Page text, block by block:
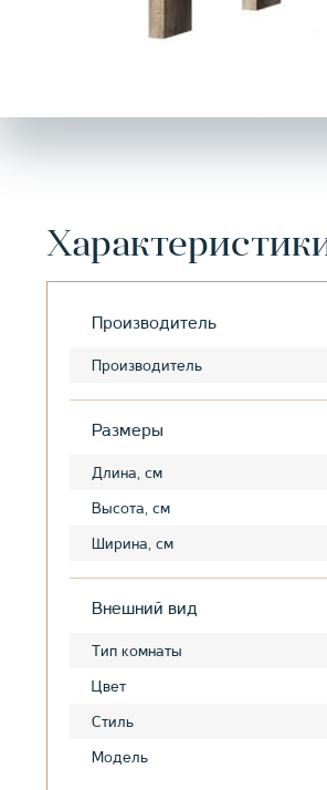
Производитель
Производитель
Размеры
Длина, см
Высота, см
Ширина, см
Внешний вид
Тип комнаты
Цвет
Стиль
Модель